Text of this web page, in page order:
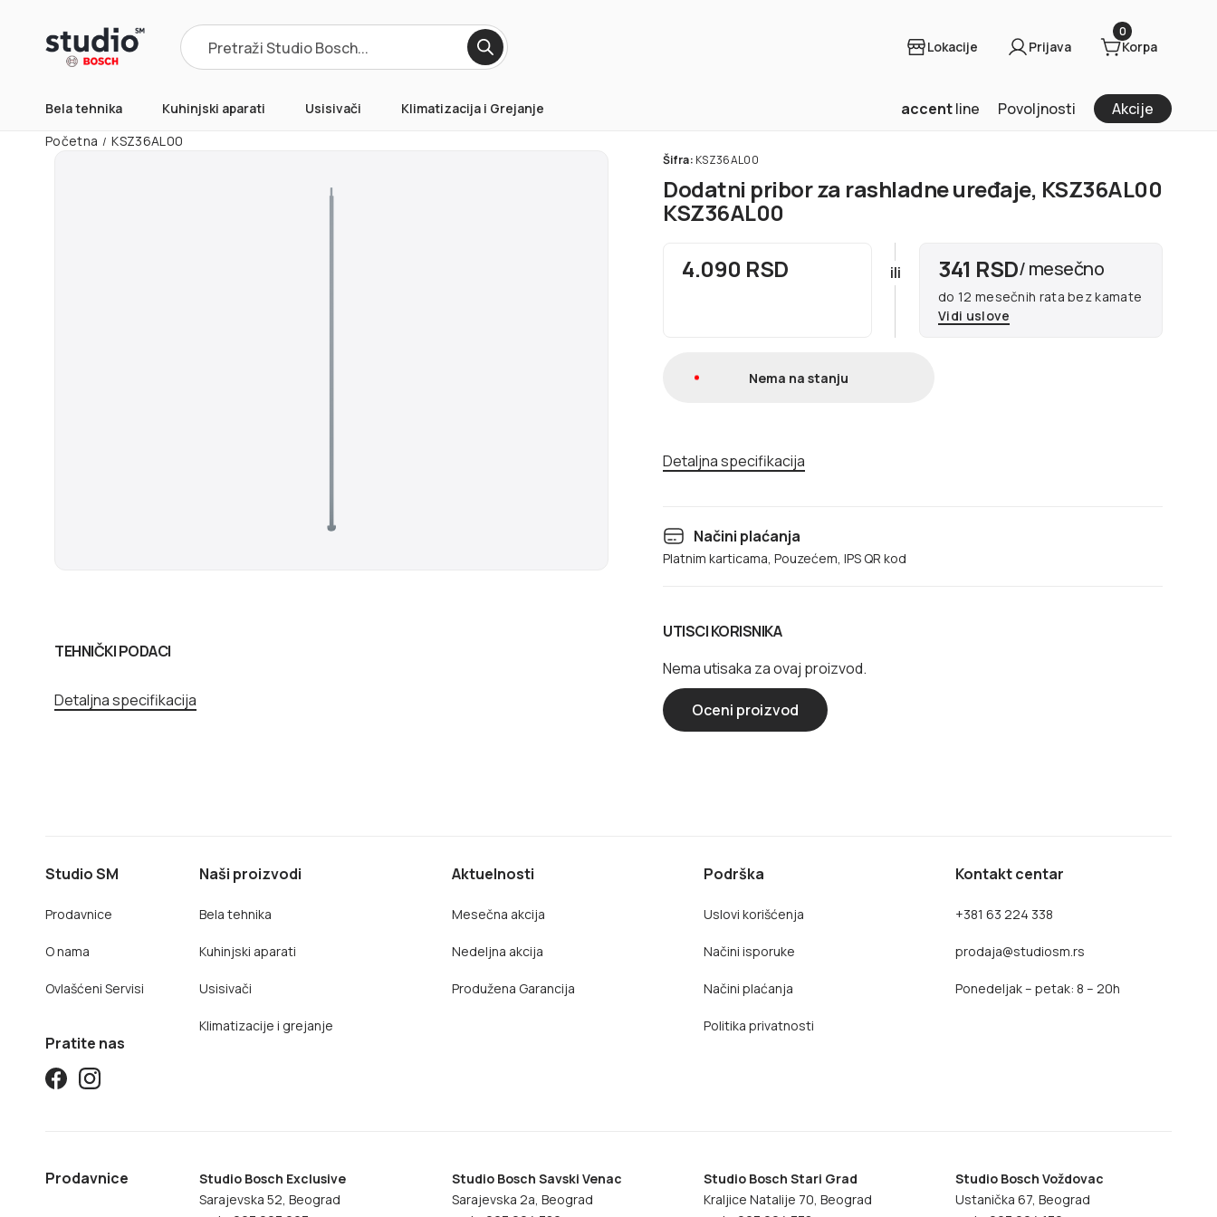
Products
search Lokacije Prijava
0
Korpa
Bela tehnika Kuhinjski aparati Usisivači Klimatizacija i Grejanje accentline Povoljnosti Akcije
Početna / KSZ36AL00
TEHNIČKI PODACI
Detaljna specifikacija
Šifra: KSZ36AL00
Dodatni pribor za rashladne uređaje, KSZ36AL00
KSZ36AL00
4.090 RSD
ili 341 RSD/ mesečno
do 12 mesečnih rata bez kamate
Vidi uslove
Nema na stanju
Detaljna specifikacija
Načini plaćanja
Platnim karticama, Pouzećem, IPS QR kod
UTISCI KORISNIKA
Nema utisaka za ovaj proizvod.
Oceni proizvod
Studio SM
Prodavnice
O nama
Ovlašćeni Servisi
Pratite nas
Naši proizvodi
Bela tehnika
Kuhinjski aparati
Usisivači
Klimatizacije i grejanje
Aktuelnosti
Mesečna akcija
Nedeljna akcija
Produžena Garancija
Podrška
Uslovi korišćenja
Načini isporuke
Načini plaćanja
Politika privatnosti
Kontakt centar
+381 63 224 338
prodaja@studiosm.rs
Ponedeljak – petak: 8 – 20h
Prodavnice
Studio Bosch Exclusive
Sarajevska 52, Beograd
Studio Bosch Savski Venac
Sarajevska 2a, Beograd
Studio Bosch Stari Grad
Kraljice Natalije 70, Beograd
Studio Bosch Voždovac
Ustanička 67, Beograd